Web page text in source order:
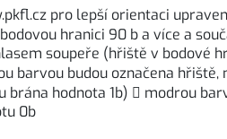
pro lepší orientaci
hranici 90 b a více a
soupeře (hřiště v bodové
budou označena hřiště,
hodnota 1b)  modrou
0b